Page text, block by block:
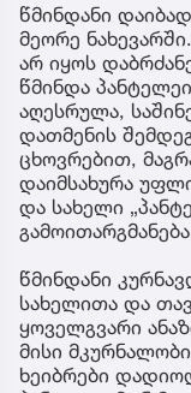
წმინდანი
მეორე
არ იყოს
წმინდა
აღესრულა,
დათმენის
ცხოვრებით,
დაიმსახურა
და სახელი
წმინდანი
სახელითა და
ყოველგვარი
მისი
ხეიბრები